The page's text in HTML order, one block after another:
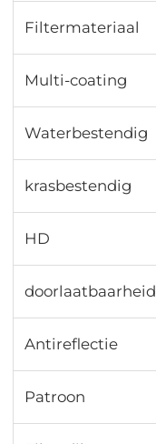
Filtermateriaal
Multi-coating
Waterbestendig
krasbestendig
HD
doorlaatbaarheid
Antireflectie
Patroon